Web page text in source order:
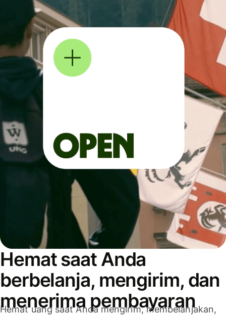
Hemat saat Anda
berbelanja, mengirim, dan
menerima pembayaran
Hemat uang saat Anda mengirim, membelanjakan,